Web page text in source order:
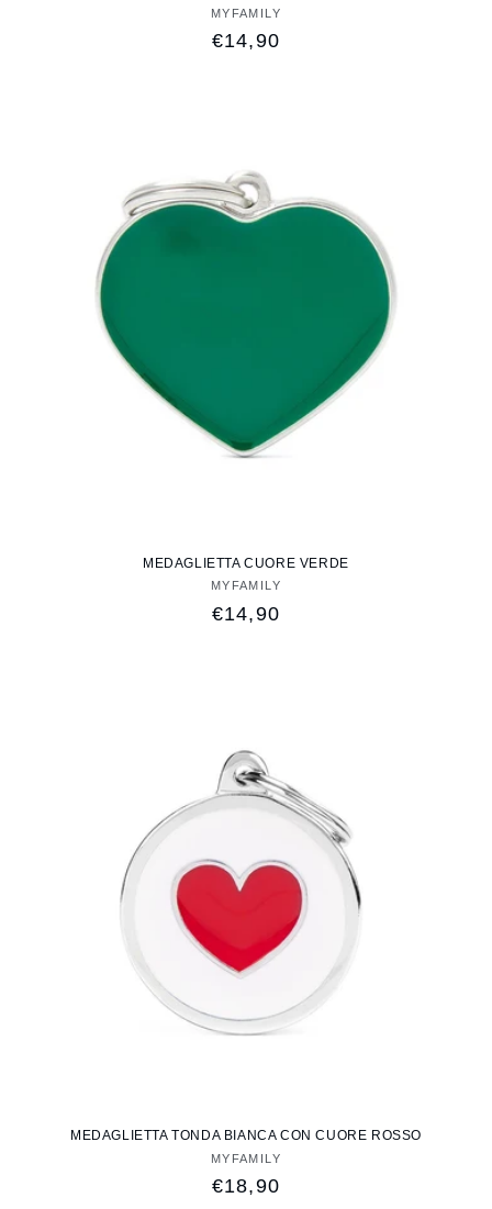
Fornitore:
MYFAMILY
Prezzo
€14,90
MEDAGLIETTA CUORE VERDE
Fornitore:
MYFAMILY
Prezzo
€14,90
MEDAGLIETTA TONDA BIANCA CON CUORE ROSSO
Fornitore:
MYFAMILY
Prezzo
€18,90